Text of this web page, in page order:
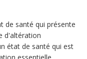
de santé qui présente
d'altération
état de santé qui est